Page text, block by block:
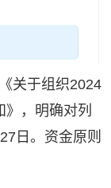
关于组织2024
，明确对列
日。资金原则